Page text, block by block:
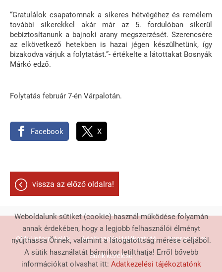
“Gratulálok csapatomnak a sikeres hétvégéhez és remélem
további sikerekkel akár már az 5. fordulóban sikerül
bebiztosítanunk a bajnoki arany megszerzését. Szerencsére
az elkövetkező hetekben is hazai jégen készülhetünk, így
bizakodva várjuk a folytatást.”- értékelte a látottakat Bosnyák
Márkó edző.
Folytatás február 7-én Várpalotán.
Facebook X
vissza az előző oldalra!
Oldal információk Adatkezelési tájékoztató Impresszum
Sütik kezelése
Weboldalunk sütiket (cookie) használ működése folyamán
annak érdekében, hogy a legjobb felhasználói élményt
nyújthassa Önnek, valamint a látogatottság mérése céljából.
A sütik használatát bármikor letilthatja! Erről bővebb
információkat olvashat itt: Adatkezelési tájékoztatónk